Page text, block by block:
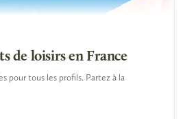
de loisirs en France
pour tous les profils. Partez à la